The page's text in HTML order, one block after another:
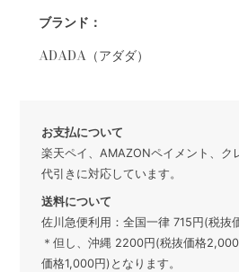
ブランド：
ADADA（アダダ）
お支払について
楽天ペイ、AMAZONペイメント、ク
代引きに対応しています。
送料について
佐川急便利用：全国一律 715円(税抜
＊但し、沖縄 2200円(税抜価格
価格1,000円)となります。